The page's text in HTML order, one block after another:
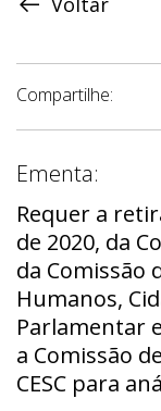
Compartilhe:
Ementa:
Requer a
de 2020, da
da Comissão
Humanos,
Parlamentar
a Comissão
CESC para